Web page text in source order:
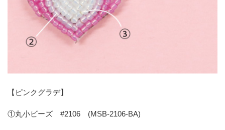
【ピンクグラデ】
①丸小ビーズ #2106 (MSB-2106-BA)